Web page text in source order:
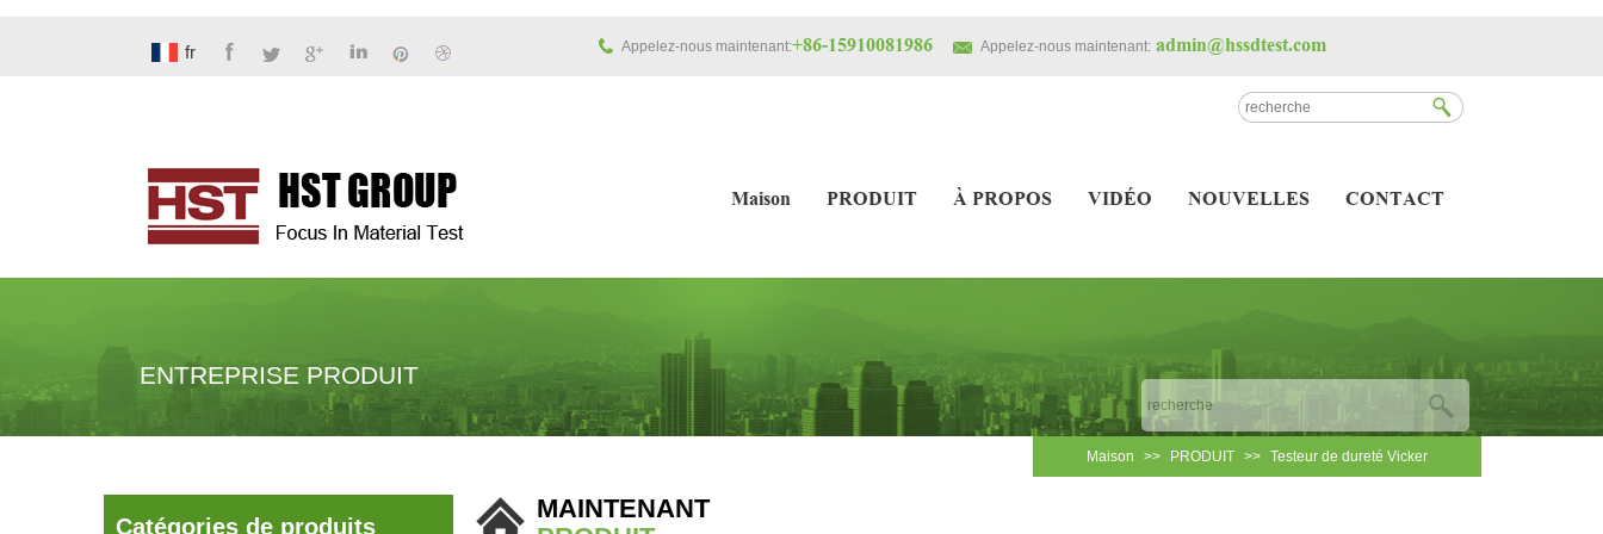
fr Appelez-nous maintenant:+86-15910081986 Appelez-nous maintenant: admin@hssdtest.com
Maison PRODUIT À PROPOS VIDÉO NOUVELLES CONTACT
ENTREPRISE PRODUIT
Maison >> PRODUIT >> Testeur de dureté Vicker
Catégories de produits
MAINTENANT